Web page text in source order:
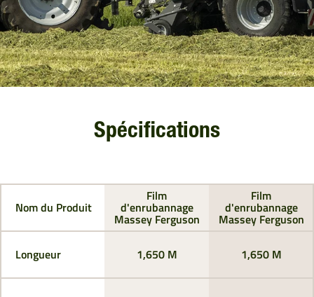
Spécifications
Nom du Produit
Longueur
Film
d'enrubannage
Massey Ferguson
Film
d'enrubannage
Massey Ferguson
1,650 M 1,650 M